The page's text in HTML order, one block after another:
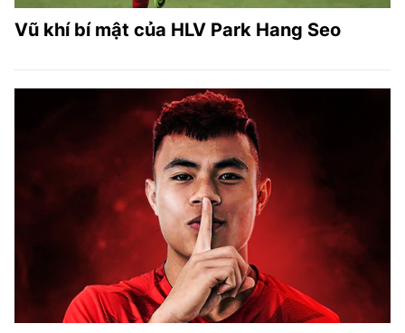
Vũ khí bí mật của HLV Park Hang Seo